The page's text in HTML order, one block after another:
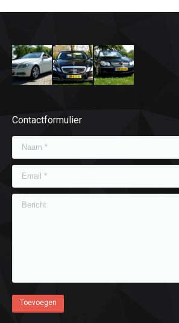
Contactformulier
Naam *
Email *
Bericht
Toevoegen